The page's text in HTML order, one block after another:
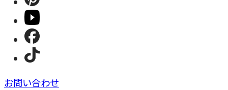
お問い合わせ